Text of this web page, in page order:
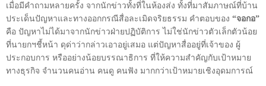
เมื่อมีคำถามหลายครั้ง จากนักข่าวทั้งที่ในห้องส่ง ทั้งที่มาสัมภาษณ์ที่บ้าน
ประเด็นปัญหาและทางออกกรณีสื่อละเมิดจริยธรรม คำตอบของ “จอกอ”
คือ ปัญหาไม่ได้มาจากนักข่าวฝ่ายปฏิบัติการ ไม่ใช่นักข่าวตัวเล็กตัวน้อย
ที่นายกฯชี้หน้า ดุด่าว่ากล่าวเอาอยู่เสมอ แต่ปัญหาสื่ออยู่ที่เจ้าของ ผู้
ประกอบการ หรืออย่างน้อยบรรณาธิการ ที่ให้ความสำคัญกับเป้าหมาย
ทางธุรกิจ จำนวนคนอ่าน คนดู คนฟัง มากกว่าเป้าหมายเชิงอุดมการณ์